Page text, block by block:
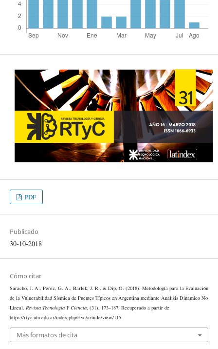
PDF
Publicado
30-10-2018
Cómo citar
Saracho, J. A., Perez, G. A., Barlek, J. R., & Dip, O. (2018). Metodología para la Evaluación
de la Vulnerabilidad Sísmica de Puentes Típicos en Argentina mediante Análisis Dinámico No
Lineal. Revista Tecnología Y Ciencia, (31), 173–187. Recuperado a partir de
https://rtyc.utn.edu.ar/index.php/rtyc/article/view/115
Más formatos de cita